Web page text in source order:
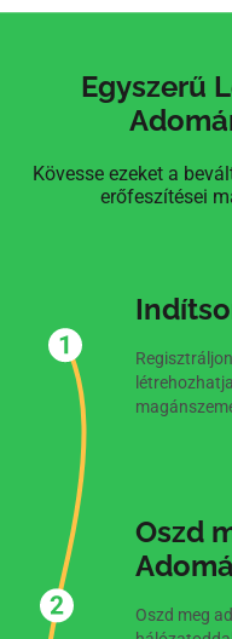
Egyszerű
Kövesse ezeket a
erőfeszítései
Oszd
Oszd meg